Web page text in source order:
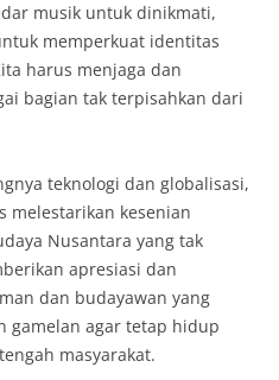
musik untuk dinikmati,
memperkuat identitas
harus menjaga dan
bagian tak terpisahkan dari
teknologi dan globalisasi,
melestarikan kesenian
Nusantara yang tak
apresiasi dan
dan budayawan yang
gamelan agar tetap hidup
masyarakat.